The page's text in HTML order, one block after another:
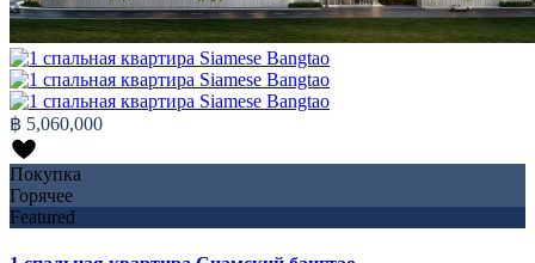
฿ 5,060,000
Покупка
Горячее
Featured